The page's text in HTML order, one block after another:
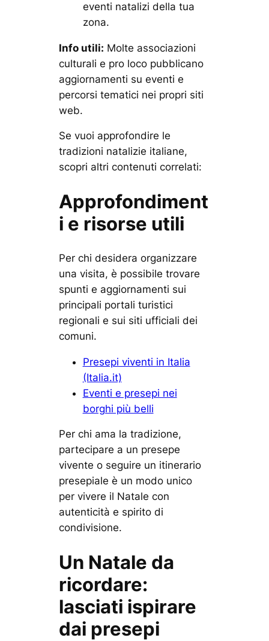
eventi natalizi della tua
zona.
Info utili: Molte associazioni
culturali e pro loco pubblicano
aggiornamenti su eventi e
percorsi tematici nei propri siti
web.
Se vuoi approfondire le
tradizioni natalizie italiane,
scopri altri contenuti correlati:
Approfondiment
i e risorse utili
Per chi desidera organizzare
una visita, è possibile trovare
spunti e aggiornamenti sui
principali portali turistici
regionali e sui siti ufficiali dei
comuni.
Presepi viventi in Italia
(Italia.it)
Eventi e presepi nei
borghi più belli
Per chi ama la tradizione,
partecipare a un presepe
vivente o seguire un itinerario
presepiale è un modo unico
per vivere il Natale con
autenticità e spirito di
condivisione.
Un Natale da
ricordare:
lasciati ispirare
dai presepi